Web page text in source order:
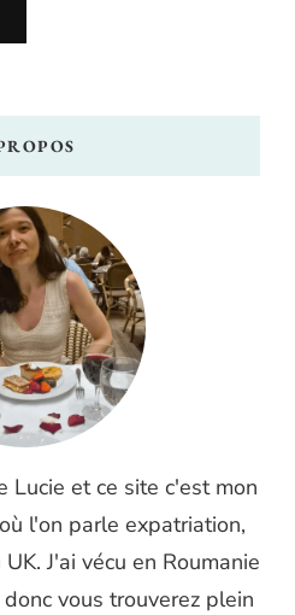
Lucie et ce site c'est mon
l'on parle expatriation,
J'ai vécu en Roumanie
vous trouverez plein